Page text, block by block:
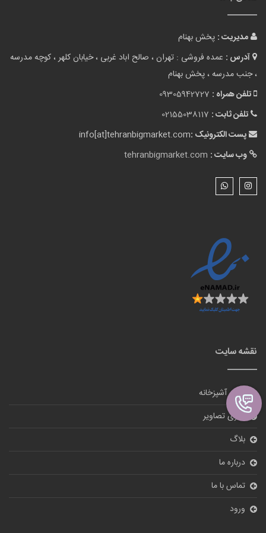
مدیریت : پخش بهنام
آدرس : عمده فروشی : تهران ، صالح اباد غربی ، خیابان کلهر ، کوچه مدرسه
، جنب مدرسه ، پخش بهنام
تلفن همراه : 09305942727
تلفن ثابت : 02155038117
پست الکترونیک :info[at]tehranbigmarket.com
وب سایت : tehranbigmarket.com
نقشه سایت
لوازم آشپزخانه
گالری تصاویر
بلاگ
درباره ما
تماس با ما
ورود